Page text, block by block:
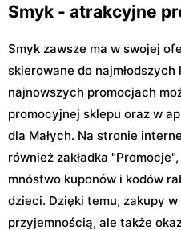
Smyk - atrakcyjne
Smyk zawsze ma w swojej
skierowane do
najnowszych promocjach
promocyjnej sklepu oraz w
dla Małych. Na stronie
również zakładka
mnóstwo kuponów i kodów
dzieci. Dzięki temu, zakupy
przyjemnością, ale także